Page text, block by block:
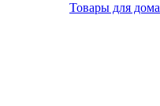
Товары для дома